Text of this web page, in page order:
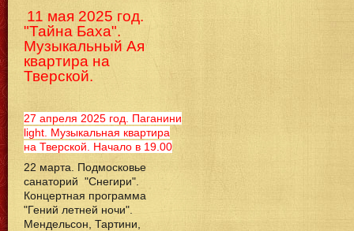
11 мая 2025 год.
"Тайна Баха".
Музыкальный Ая
квартира на
Тверской.
27 апреля 2025 год. Паганини
light. Музыкальная квартира
на Тверской. Начало в 19.00
22 марта. Подмосковье
санаторий "Снегири".
Концертная программа
"Гений летней ночи".
Мендельсон, Тартини,